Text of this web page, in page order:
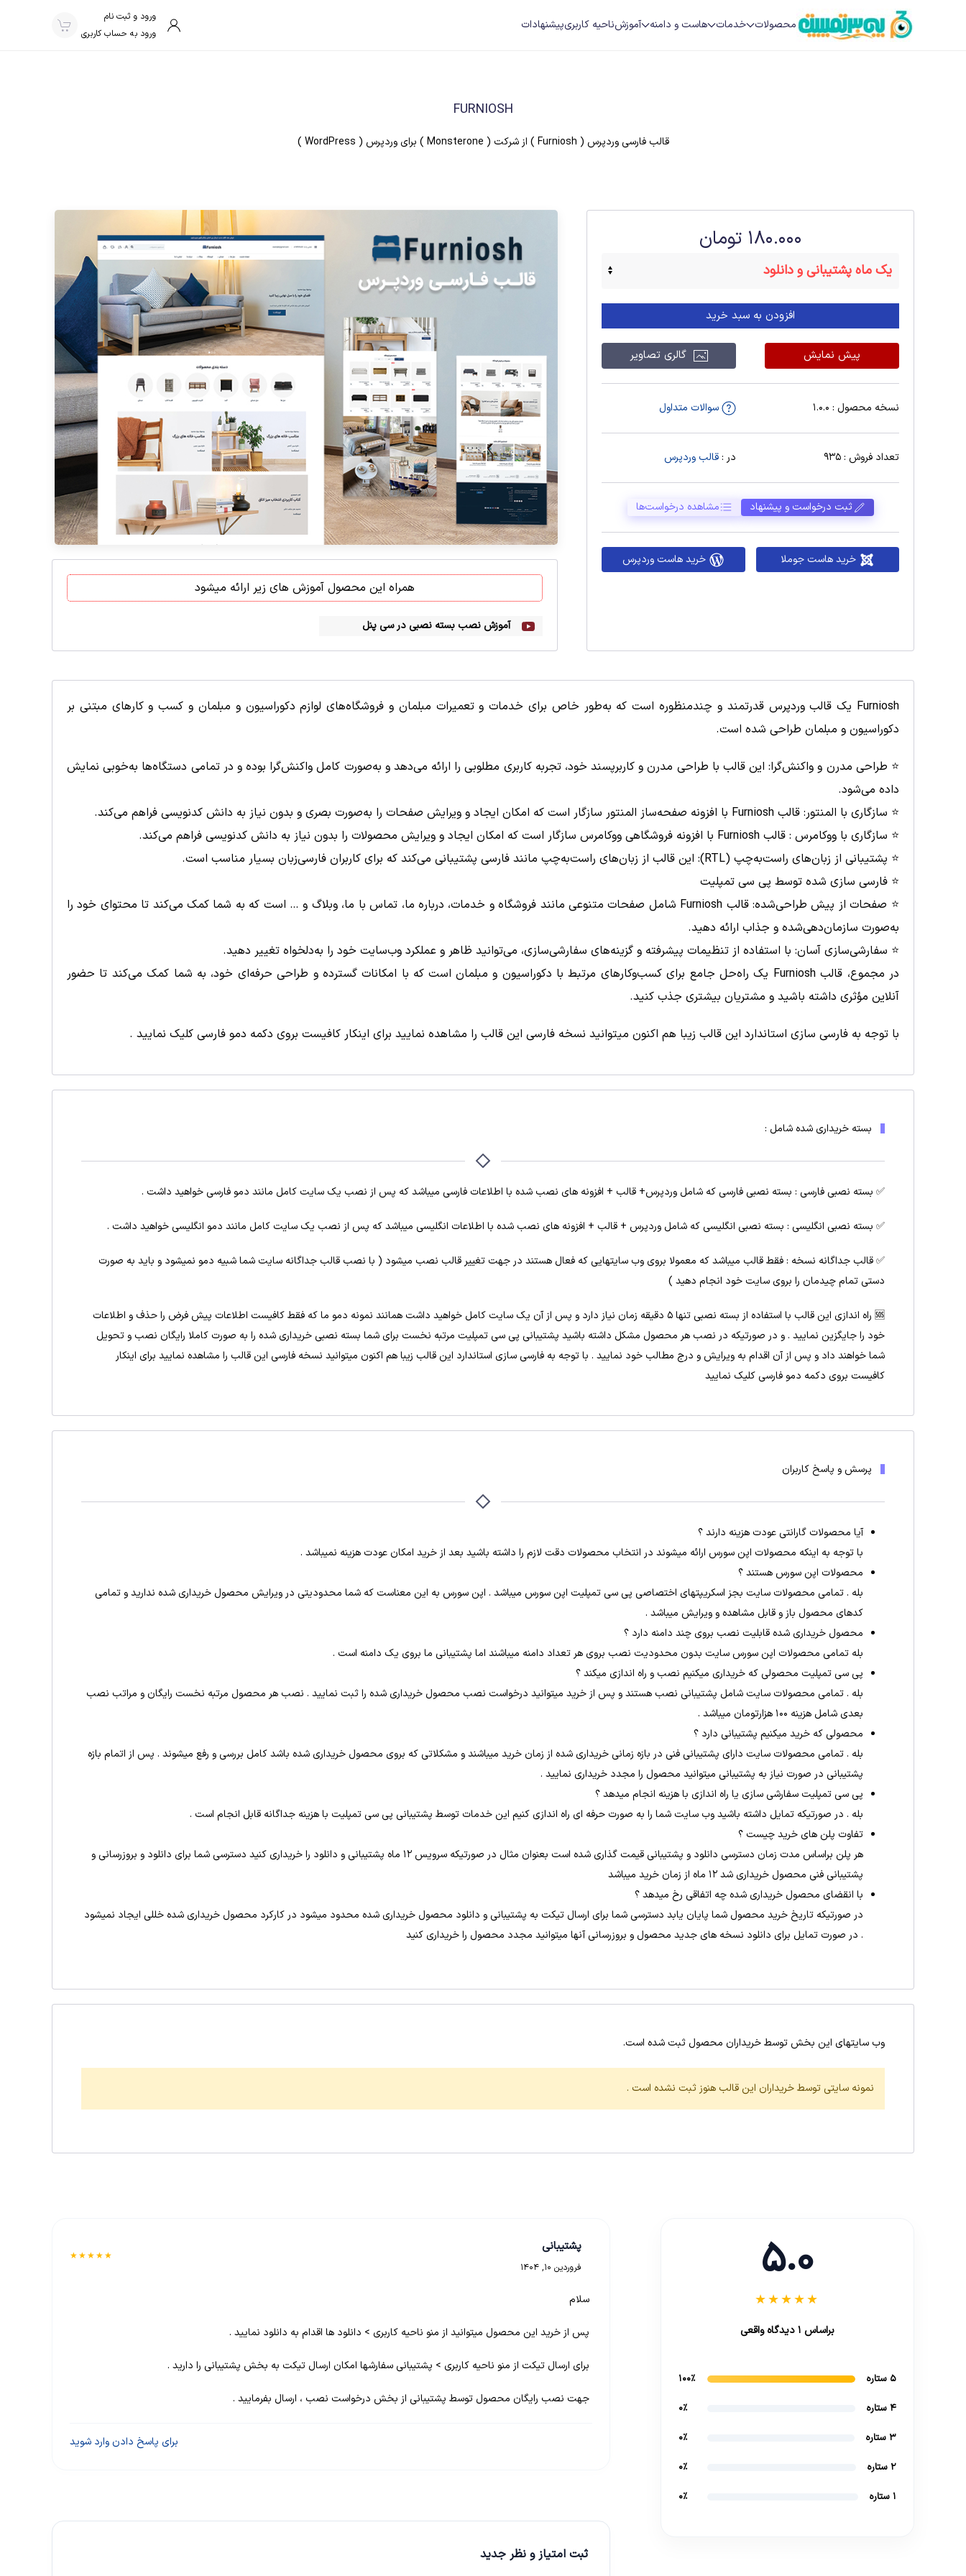
محصولات خدمات هاست و دامنه آموزشناحیه کاربریپیشنهادات
ورود و ثبت نام
ورود به حساب کاربری
FURNIOSH
قالب فارسی وردپرس ( Furniosh ) از شرکت ( Monsterone ) برای وردپرس ( WordPress )
180.000 تومان
افزودن به سبد خرید
پیش نمایش گالری تصاویر
نسخه محصول : 1.0.0 سوالات متداول
تعداد فروش :935 در :قالب وردپرس
ثبت درخواست و پیشنهاد مشاهده درخواست‌ها
خرید هاست جوملا خرید هاست وردپرس
همراه این محصول آموزش های زیر ارائه میشود
آموزش نصب بسته نصبی در سی پنل
Furniosh یک قالب وردپرس قدرتمند و چندمنظوره است که به‌طور خاص برای خدمات و تعمیرات مبلمان و فروشگاه‌های لوازم دکوراسیون و مبلمان و کسب‌ و کارهای مبتنی بر
دکوراسیون و مبلمان طراحی شده است.
⭐️ طراحی مدرن و واکنش‌گرا: این قالب با طراحی مدرن و کاربرپسند خود، تجربه کاربری مطلوبی را ارائه می‌دهد و به‌صورت کامل واکنش‌گرا بوده و در تمامی دستگاه‌ها به‌خوبی نمایش
داده می‌شود.
⭐️ سازگاری با المنتور: قالب Furniosh با افزونه صفحه‌ساز المنتور سازگار است که امکان ایجاد و ویرایش صفحات را به‌صورت بصری و بدون نیاز به دانش کدنویسی فراهم می‌کند.
⭐️ سازگاری با ووکامرس : قالب Furniosh با افزونه فروشگاهی ووکامرس سازگار است که امکان ایجاد و ویرایش محصولات را بدون نیاز به دانش کدنویسی فراهم می‌کند.
⭐️ پشتیبانی از زبان‌های راست‌به‌چپ (RTL): این قالب از زبان‌های راست‌به‌چپ مانند فارسی پشتیبانی می‌کند که برای کاربران فارسی‌زبان بسیار مناسب است.
⭐️ فارسی سازی شده توسط پی سی تمپلیت
⭐️ صفحات از پیش طراحی‌شده: قالب Furniosh شامل صفحات متنوعی مانند فروشگاه و خدمات، درباره ما، تماس با ما، وبلاگ و … است که به شما کمک می‌کند تا محتوای خود را
به‌صورت سازمان‌دهی‌شده و جذاب ارائه دهید.
⭐️ سفارشی‌سازی آسان: با استفاده از تنظیمات پیشرفته و گزینه‌های سفارشی‌سازی، می‌توانید ظاهر و عملکرد وب‌سایت خود را به‌دلخواه تغییر دهید.
در مجموع، قالب Furniosh یک راه‌حل جامع برای کسب‌وکارهای مرتبط با دکوراسیون و مبلمان است که با امکانات گسترده و طراحی حرفه‌ای خود، به شما کمک می‌کند تا حضور
آنلاین مؤثری داشته باشید و مشتریان بیشتری جذب کنید.
با توجه به فارسی سازی استاندارد این قالب زیبا هم اکنون میتوانید نسخه فارسی این قالب را مشاهده نمایید برای اینکار کافیست بروی دکمه دمو فارسی کلیک نمایید .
بسته خریداری شده شامل :
✅ بسته نصبی فارسی : بسته نصبی فارسی که شامل وردپرس+ قالب + افزونه های نصب شده با اطلاعات فارسی میباشد که پس از نصب یک سایت کامل مانند دمو فارسی خواهید داشت .
✅ بسته نصبی انگلیسی : بسته نصبی انگلیسی که شامل وردپرس + قالب + افزونه های نصب شده با اطلاعات انگلیسی میباشد که پس از نصب یک سایت کامل مانند دمو انگلیسی خواهید داشت .
✅ قالب جداگانه نسخه : فقط قالب میباشد که معمولا بروی وب سایتهایی که فعال هستند در جهت تغییر قالب نصب میشود ( با نصب قالب جداگانه سایت شما شبیه دمو نمیشود و باید به صورت
دستی تمام چیدمان را بروی سایت خود انجام دهید )
🆘 راه اندازی این قالب با استفاده از بسته نصبی تنها 5 دقیقه زمان نیاز دارد و پس از آن یک سایت کامل خواهید داشت همانند نمونه دمو ما که فقط کافیست اطلاعات پیش فرض را حذف و اطلاعات
خود را جایگزین نمایید . و در صورتیکه در نصب هر محصول مشکل داشته باشید پشتیبانی پی سی تمپلیت مرتبه نخست برای شما بسته نصبی خریداری شده را به صورت کاملا رایگان نصب و تحویل
شما خواهند داد و پس از آن اقدام به ویرایش و درج مطالب خود نمایید . با توجه به فارسی سازی استاندارد این قالب زیبا هم اکنون میتوانید نسخه فارسی این قالب را مشاهده نمایید برای اینکار
کافیست بروی دکمه دمو فارسی کلیک نمایید
پرسش و پاسخ کاربران
آیا محصولات گارانتی عودت هزینه دارند ؟
با توجه به اینکه محصولات اپن سورس ارائه میشوند در انتخاب محصولات دقت لازم را داشته باشید بعد از خرید امکان عودت هزینه نمیباشد .
محصولات اپن سورس هستند ؟
بله . تمامی محصولات سایت بجز اسکریپتهای اختصاصی پی سی تمپلیت اپن سورس میباشد . اپن سورس به این معناست که شما محدودیتی در ویرایش محصول خریداری شده ندارید و تمامی
کدهای محصول باز و قابل مشاهده و ویرایش میباشد .
محصول خریداری شده قابلیت نصب بروی چند دامنه دارد ؟
بله تمامی محصولات اپن سورس سایت بدون محدودیت نصب بروی هر تعداد دامنه میباشند اما پشتیبانی ما بروی یک دامنه است .
پی سی تمپلیت محصولی که خریداری میکنیم نصب و راه اندازی میکند ؟
بله . تمامی محصولات سایت شامل پشتیبانی نصب هستند و پس از خرید میتوانید درخواست نصب محصول خریداری شده را ثبت نمایید . نصب هر محصول مرتبه نخست رایگان و مراتب نصب
بعدی شامل هزینه ۱۰۰ هزارتومان میباشد .
محصولی که خرید میکنیم پشتیبانی دارد ؟
بله . تمامی محصولات سایت دارای پشتیبانی فنی در بازه زمانی خریداری شده از زمان خرید میباشند و مشکلاتی که بروی محصول خریداری شده باشد کامل بررسی و رفع میشوند . پس از اتمام بازه
پشتیبانی در صورت نیاز به پشتیبانی میتوانید محصول را مجدد خریداری نمایید .
پی سی تمپلیت سفارشی سازی یا راه اندازی با هزینه انجام میدهد ؟
بله . در صورتیکه تمایل داشته باشید وب سایت شما را به صورت حرفه ای راه اندازی کنیم این خدمات توسط پشتیبانی پی سی تمپلیت با هزینه جداگانه قابل انجام است .
تفاوت پلن های خرید چیست ؟
هر پلن براساس مدت زمان دسترسی دانلود و پشتیبانی قیمت گذاری شده است بعنوان مثال در صورتیکه سرویس ۱۲ ماه پشتیبانی و دانلود را خریداری کنید دسترسی شما برای دانلود و بروزرسانی و
پشتیبانی فنی محصول خریداری شد ۱۲ ماه از زمان خرید میباشد
با انقضای محصول خریداری شده چه اتفاقی رخ میدهد ؟
در صورتیکه تاریخ خرید محصول شما پایان یابد دسترسی شما برای ارسال تیکت به پشتیبانی و دانلود محصول خریداری شده محدود میشود در کارکرد محصول خریداری شده خللی ایجاد نمیشود
. در صورت تمایل برای دانلود نسخه های جدید محصول و بروزرسانی آنها میتوانید مجدد محصول را خریداری کنید
وب سایتهای این بخش توسط خریداران محصول ثبت شده است.
نمونه سایتی توسط خریداران این قالب هنوز ثبت نشده است .
5.0
★★★★★
براساس 1 دیدگاه واقعی
5 ستاره 100%
4 ستاره 0%
3 ستاره 0%
2 ستاره 0%
1 ستاره 0%
پشتیبانی
فروردین 10, 1404
★★★★★
سلام
پس از خرید این محصول میتوانید از منو ناحیه کاربری > دانلود ها اقدام به دانلود نمایید .
برای ارسال تیکت از منو ناحیه کاربری > پشتیبانی سفارشها امکان ارسال تیکت به بخش پشتیبانی را دارید .
جهت نصب رایگان محصول توسط پشتیبانی از بخش درخواست نصب ، ارسال بفرمایید .
برای پاسخ دادن وارد شوید
ثبت امتیاز و نظر جدید